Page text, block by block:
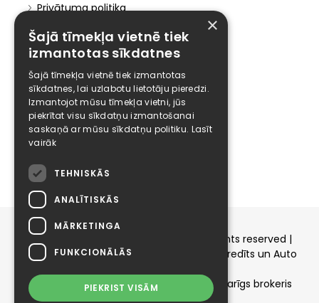
Privātuma politika
Pakalpojumu politika
Atteikuma politika
Atteikties no mārketinga
Elīzings
Affiliate
Karjera
Kontakti
Copyright © 2015-2026 elizings.lv | All rights reserved |
elizings - Kredītu salīdzināšana, Patēriņa kredīts un Auto
SIA ELIZINGS.LV - pilnvaru apjoms - neatkarīgs brokeris
×
Šajā tīmekļa vietnē tiek
izmantotas sīkdatnes
Šajā tīmekļa vietnē tiek izmantotas
sīkdatnes, lai uzlabotu lietotāju pieredzi.
Izmantojot mūsu tīmekļa vietni, jūs
piekrītat visu sīkdatņu izmantošanai
saskaņā ar mūsu sīkdatņu politiku. Lasīt
vairāk
TEHNISKĀS
ANALĪTISKĀS
MĀRKETINGA
FUNKCIONĀLĀS
PIEKRIST VISĀM